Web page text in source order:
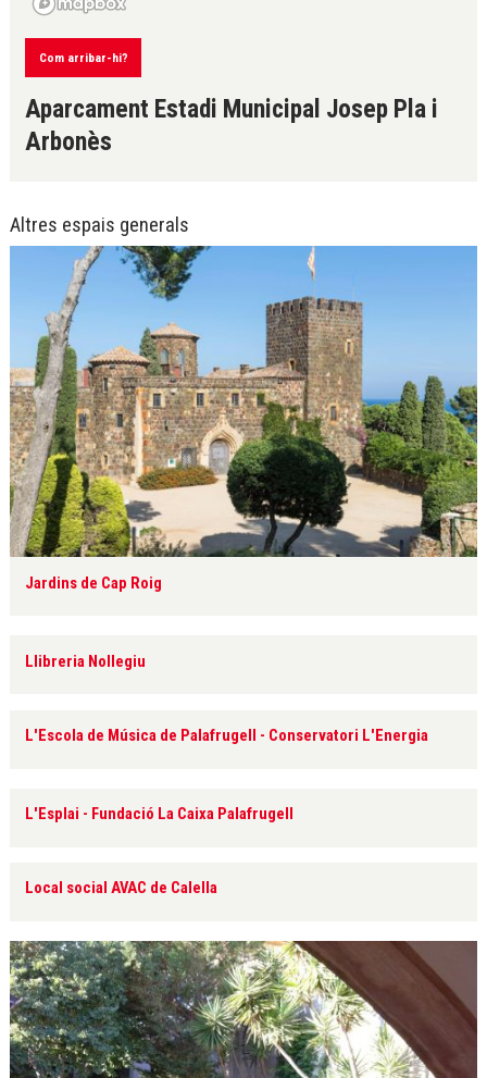
Com arribar-hi?
Aparcament Estadi Municipal Josep Pla i
Arbonès
Altres espais generals
Jardins de Cap Roig
Llibreria Nollegiu
L'Escola de Música de Palafrugell - Conservatori L'Energia
L'Esplai - Fundació La Caixa Palafrugell
Local social AVAC de Calella